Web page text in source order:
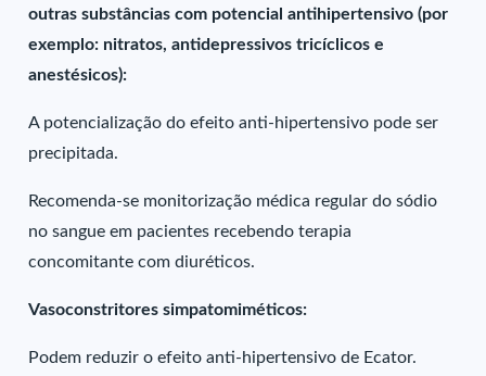
outras substâncias com potencial antihipertensivo (por
exemplo: nitratos, antidepressivos tricíclicos e
anestésicos):
A potencialização do efeito anti-hipertensivo pode ser
precipitada.
Recomenda-se monitorização médica regular do sódio
no sangue em pacientes recebendo terapia
concomitante com diuréticos.
Vasoconstritores simpatomiméticos:
Podem reduzir o efeito anti-hipertensivo de Ecator.